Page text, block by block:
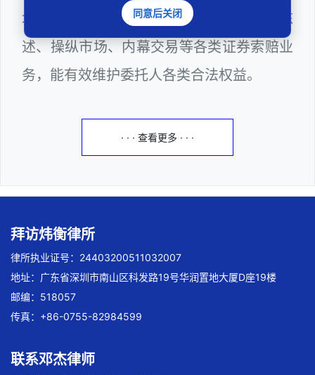
域法律诉讼，擅长处理欺诈发行、虚假陈
述、操纵市场、内幕交易等各类证券索赔业
务，能有效维护委托人各类合法权益。
· · · 查看更多 · · ·
拜访炜衡律所
律所执业证号：24403200511032007
地址：广东省深圳市南山区科发路19号华润置地大厦D座19楼
邮编：518057
传真：+86-0755-82984599
联系邓杰律师
同意后关闭